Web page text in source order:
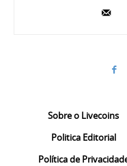
Sobre o Livecoins
Politica Editorial
Política de